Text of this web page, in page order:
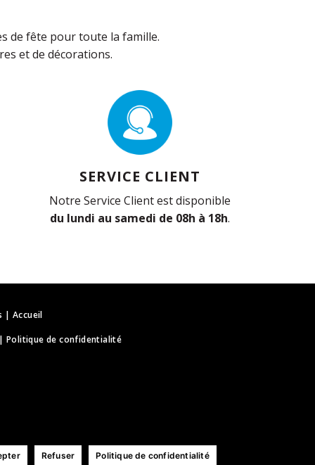
de fête pour toute la famille.
et de décorations.
SERVICE CLIENT
Notre Service Client est disponible
du lundi au samedi de 08h à 18h.
|Accueil
Politique de confidentialité
Refuser Politique de confidentialité